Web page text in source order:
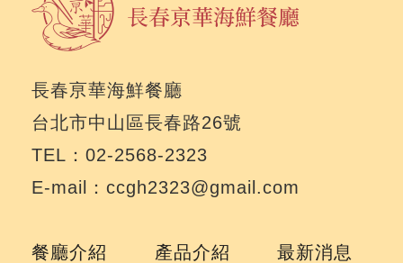
長春亰華海鮮餐廳
台北市中山區長春路26號
TEL：02-2568-2323
E-mail：ccgh2323@gmail.com
餐廳介紹
產品介紹
最新消息